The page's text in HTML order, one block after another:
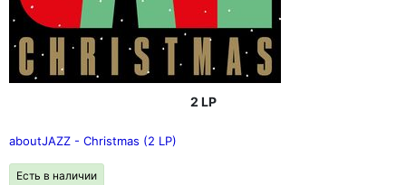
2 LP
aboutJAZZ - Christmas (2 LP)
Есть в наличии